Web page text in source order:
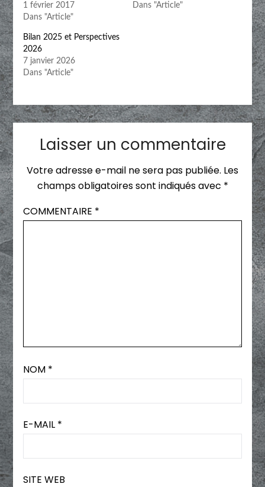
1 février 2017
Dans "Article"
Dans "Article"
Bilan 2025 et Perspectives
2026
7 janvier 2026
Dans "Article"
Laisser un commentaire
Votre adresse e-mail ne sera pas publiée. Les
champs obligatoires sont indiqués avec *
COMMENTAIRE *
NOM *
E-MAIL *
SITE WEB